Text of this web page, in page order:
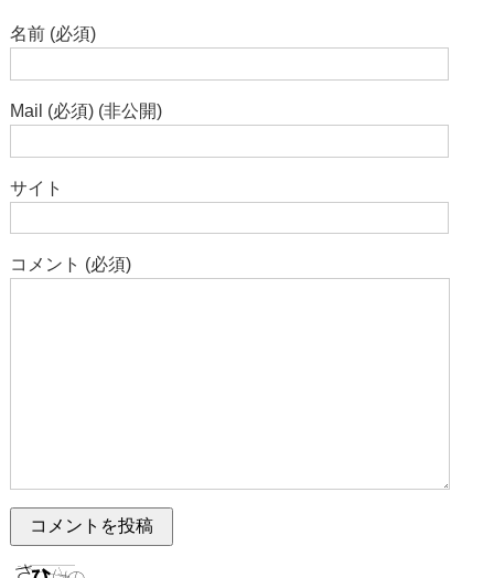
名前 (必須)
Mail (必須) (非公開)
サイト
コメント (必須)